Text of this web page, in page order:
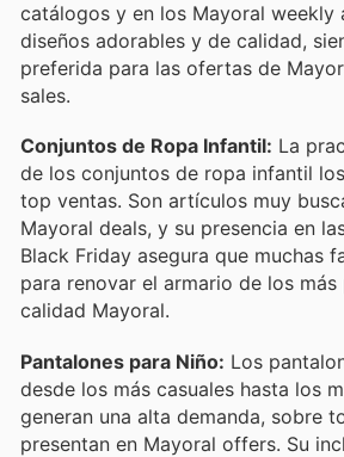
catálogos y en los Mayoral weekly
diseños adorables y de calidad,
preferida para las ofertas de
sales.
Conjuntos de Ropa Infantil: La
de los conjuntos de ropa infantil
top ventas. Son artículos muy
Mayoral deals, y su presencia en
Black Friday asegura que muchas
para renovar el armario de los más
calidad Mayoral.
Pantalones para Niño: Los
desde los más casuales hasta los
generan una alta demanda, sobre
presentan en Mayoral offers. Su